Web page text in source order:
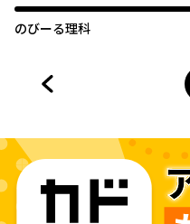
のびーる理科